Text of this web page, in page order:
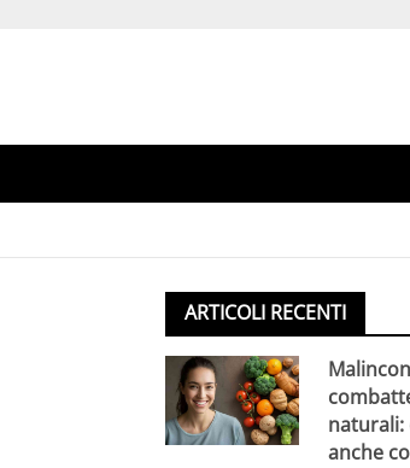
ARTICOLI RECENTI
naturali:
anche